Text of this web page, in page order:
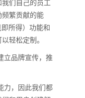
们自己的员工
频繁贡献的能
所得）功能和
轻松定制。
立品牌宣传，推
力，因此我们都